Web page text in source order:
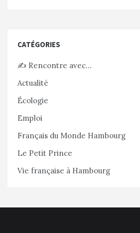
CATÉGORIES
✍️ Rencontre avec…
Actualité
Écologie
Emploi
Français du Monde Hambourg
Le Petit Prince
Vie française à Hambourg